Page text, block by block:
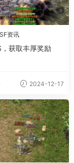
资讯
获取丰厚奖励
2024-12-17